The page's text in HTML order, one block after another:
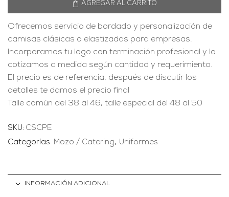
AGREGAR AL CARRITO
Ofrecemos servicio de bordado y personalización de
camisas clásicas o elastizadas para empresas.
Incorporamos tu logo con terminación profesional y lo
cotizamos a medida según cantidad y requerimiento.
El precio es de referencia, después de discutir los
detalles te damos el precio final
Talle común del 38 al 46, talle especial del 48 al 50
SKU: CSCPE
Categorías Mozo / Catering, Uniformes
INFORMACIÓN ADICIONAL